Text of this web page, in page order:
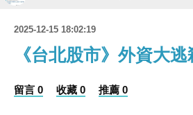
2025-12-15 18:02:19
《台北股市》外資大
留言 0 收藏 0 推薦 0